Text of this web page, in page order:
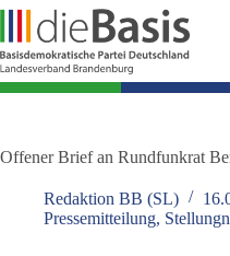
Zum
Inhalt
springen
Offener Brief an Rundfunkrat
Redaktion BB (SL)
Pressemitteilung,